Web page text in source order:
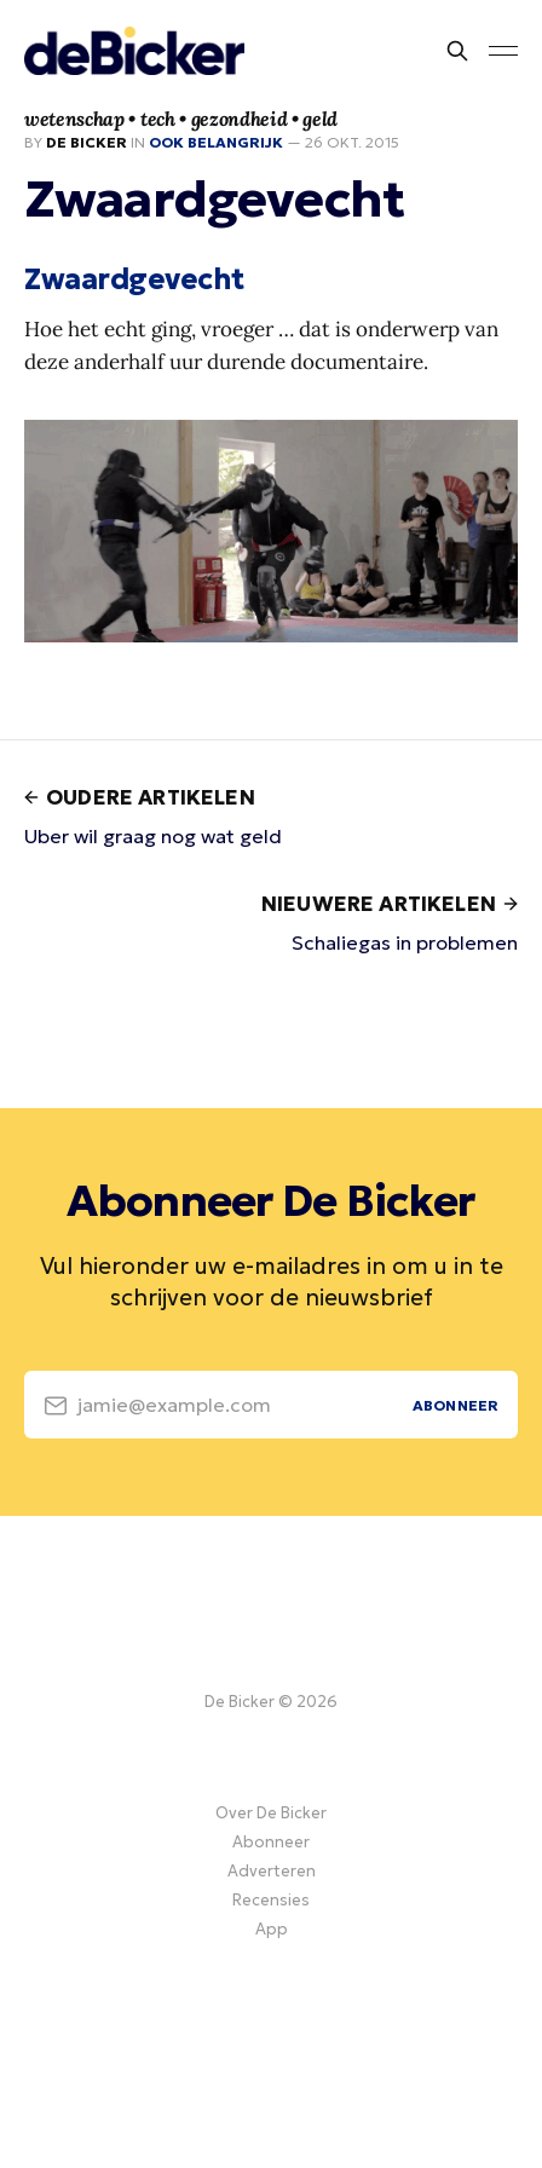
wetenschap • tech • gezondheid • geld
BY DE BICKER IN OOK BELANGRIJK — 26 OKT. 2015
Zwaardgevecht
Zwaardgevecht
Hoe het echt ging, vroeger … dat is onderwerp van
deze anderhalf uur durende documentaire.
OUDERE ARTIKELEN
Uber wil graag nog wat geld
NIEUWERE ARTIKELEN
Schaliegas in problemen
Abonneer De Bicker
Vul hieronder uw e-mailadres in om u in te
schrijven voor de nieuwsbrief
jamie@example.com ABONNEER
De Bicker © 2026
Over De Bicker
Abonneer
Adverteren
Recensies
App